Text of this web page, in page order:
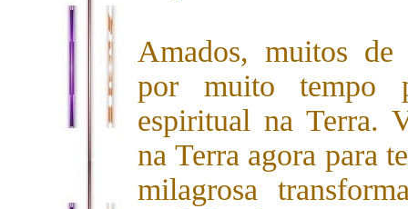
Amados, muitos de
por muito tempo
espiritual na Terra.
na Terra agora para
milagrosa